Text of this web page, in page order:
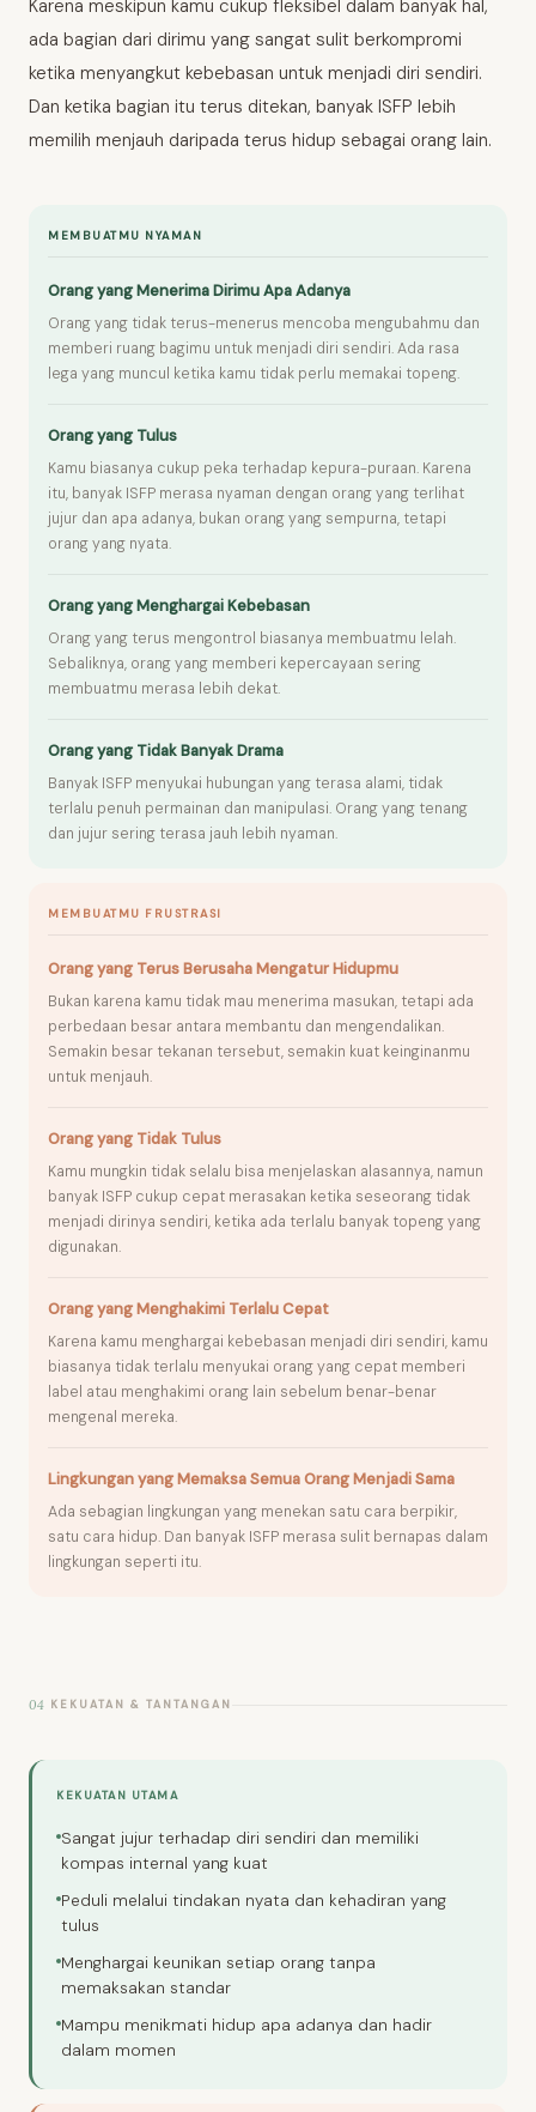
Karena meskipun kamu cukup fleksibel dalam banyak hal,
ada bagian dari dirimu yang sangat sulit berkompromi
ketika menyangkut kebebasan untuk menjadi diri sendiri.
Dan ketika bagian itu terus ditekan, banyak ISFP lebih
memilih menjauh daripada terus hidup sebagai orang lain.
MEMBUATMU NYAMAN
Orang yang Menerima Dirimu Apa Adanya
Orang yang tidak terus-menerus mencoba mengubahmu dan
memberi ruang bagimu untuk menjadi diri sendiri. Ada rasa
lega yang muncul ketika kamu tidak perlu memakai topeng.
Orang yang Tulus
Kamu biasanya cukup peka terhadap kepura-puraan. Karena
itu, banyak ISFP merasa nyaman dengan orang yang terlihat
jujur dan apa adanya, bukan orang yang sempurna, tetapi
orang yang nyata.
Orang yang Menghargai Kebebasan
Orang yang terus mengontrol biasanya membuatmu lelah.
Sebaliknya, orang yang memberi kepercayaan sering
membuatmu merasa lebih dekat.
Orang yang Tidak Banyak Drama
Banyak ISFP menyukai hubungan yang terasa alami, tidak
terlalu penuh permainan dan manipulasi. Orang yang tenang
dan jujur sering terasa jauh lebih nyaman.
MEMBUATMU FRUSTRASI
Orang yang Terus Berusaha Mengatur Hidupmu
Bukan karena kamu tidak mau menerima masukan, tetapi ada
perbedaan besar antara membantu dan mengendalikan.
Semakin besar tekanan tersebut, semakin kuat keinginanmu
untuk menjauh.
Orang yang Tidak Tulus
Kamu mungkin tidak selalu bisa menjelaskan alasannya, namun
banyak ISFP cukup cepat merasakan ketika seseorang tidak
menjadi dirinya sendiri, ketika ada terlalu banyak topeng yang
digunakan.
Orang yang Menghakimi Terlalu Cepat
Karena kamu menghargai kebebasan menjadi diri sendiri, kamu
biasanya tidak terlalu menyukai orang yang cepat memberi
label atau menghakimi orang lain sebelum benar-benar
mengenal mereka.
Lingkungan yang Memaksa Semua Orang Menjadi Sama
Ada sebagian lingkungan yang menekan satu cara berpikir,
satu cara hidup. Dan banyak ISFP merasa sulit bernapas dalam
lingkungan seperti itu.
04 KEKUATAN & TANTANGAN
KEKUATAN UTAMA
Sangat jujur terhadap diri sendiri dan memiliki
kompas internal yang kuat
Peduli melalui tindakan nyata dan kehadiran yang
tulus
Menghargai keunikan setiap orang tanpa
memaksakan standar
Mampu menikmati hidup apa adanya dan hadir
dalam momen